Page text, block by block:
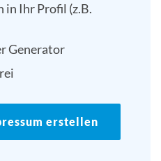
in Ihr Profil (z.B.
Generator
erstellen